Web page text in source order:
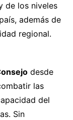
de los niveles
además de
regional.
desde
las
del
Sin